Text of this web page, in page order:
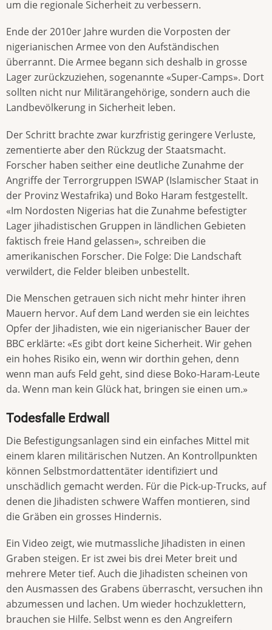
um die regionale Sicherheit zu verbessern.
Ende der 2010er Jahre wurden die Vorposten der
nigerianischen Armee von den Aufständischen
überrannt. Die Armee begann sich deshalb in grosse
Lager zurückzuziehen, sogenannte «Super-Camps». Dort
sollten nicht nur Militärangehörige, sondern auch die
Landbevölkerung in Sicherheit leben.
Der Schritt brachte zwar kurzfristig geringere Verluste,
zementierte aber den Rückzug der Staatsmacht.
Forscher haben seither eine deutliche Zunahme der
Angriffe der Terrorgruppen ISWAP (Islamischer Staat in
der Provinz Westafrika) und Boko Haram festgestellt.
«Im Nordosten Nigerias hat die Zunahme befestigter
Lager jihadistischen Gruppen in ländlichen Gebieten
faktisch freie Hand gelassen», schreiben die
amerikanischen Forscher. Die Folge: Die Landschaft
verwildert, die Felder bleiben unbestellt.
Die Menschen getrauen sich nicht mehr hinter ihren
Mauern hervor. Auf dem Land werden sie ein leichtes
Opfer der Jihadisten, wie ein nigerianischer Bauer der
BBC erklärte: «Es gibt dort keine Sicherheit. Wir gehen
ein hohes Risiko ein, wenn wir dorthin gehen, denn
wenn man aufs Feld geht, sind diese Boko-Haram-Leute
da. Wenn man kein Glück hat, bringen sie einen um.»
Todesfalle Erdwall
Die Befestigungsanlagen sind ein einfaches Mittel mit
einem klaren militärischen Nutzen. An Kontrollpunkten
können Selbstmordattentäter identifiziert und
unschädlich gemacht werden. Für die Pick-up-Trucks, auf
denen die Jihadisten schwere Waffen montieren, sind
die Gräben ein grosses Hindernis.
Ein Video zeigt, wie mutmassliche Jihadisten in einen
Graben steigen. Er ist zwei bis drei Meter breit und
mehrere Meter tief. Auch die Jihadisten scheinen von
den Ausmassen des Grabens überrascht, versuchen ihn
abzumessen und lachen. Um wieder hochzuklettern,
brauchen sie Hilfe. Selbst wenn es den Angreifern